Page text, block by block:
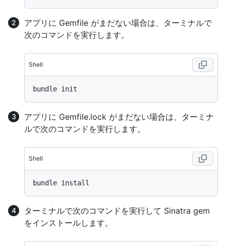
アプリに Gemfile がまだない場合は、ターミナルで
次のコマンドを実行します。
Shell
アプリに Gemfile.lock がまだない場合は、ターミナ
ルで次のコマンドを実行します。
Shell
ターミナルで次のコマンドを実行して Sinatra gem
をインストールします。